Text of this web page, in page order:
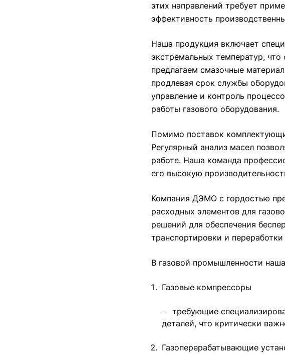
этих направлений требует
эффективность
Наша продукция включает
экстремальных температур,
предлагаем смазочные
продлевая срок службы
управление и контроль
работы газового оборудования.
Помимо поставок
Регулярный анализ масел
работе. Наша команда
его высокую
Компания ДЭМО с гордостью
расходных элементов для
решений для обеспечения
транспортировки и переработки
В газовой промышленности
Газовые компрессоры
требующие
деталей, что критически
Газоперерабатывающие